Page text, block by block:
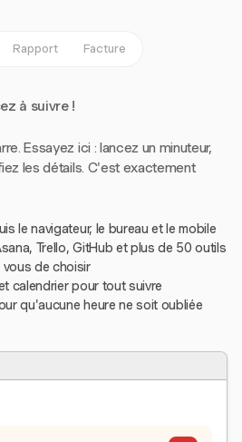
Rapport Facture
à suivre !
Essayez ici : lancez un minuteur,
les détails. C'est exactement
le navigateur, le bureau et le mobile
Trello, GitHub et plus de 50 outils
de choisir
calendrier pour tout suivre
qu'aucune heure ne soit oubliée